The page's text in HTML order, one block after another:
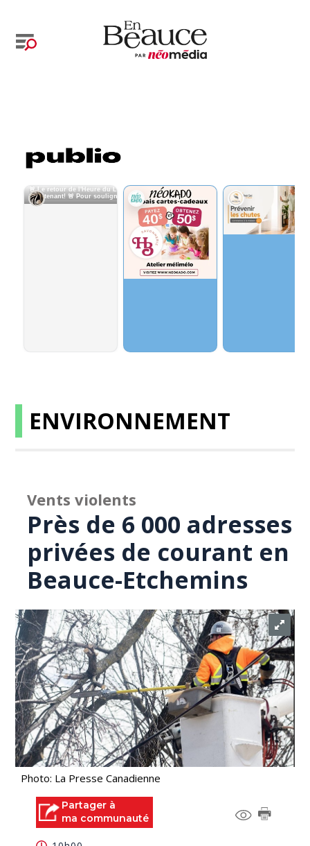
ENVIRONNEMENT
Vents violents
Près de 6 000 adresses
privées de courant en
Beauce-Etchemins
Photo: La Presse Canadienne
Partager à
ma communauté